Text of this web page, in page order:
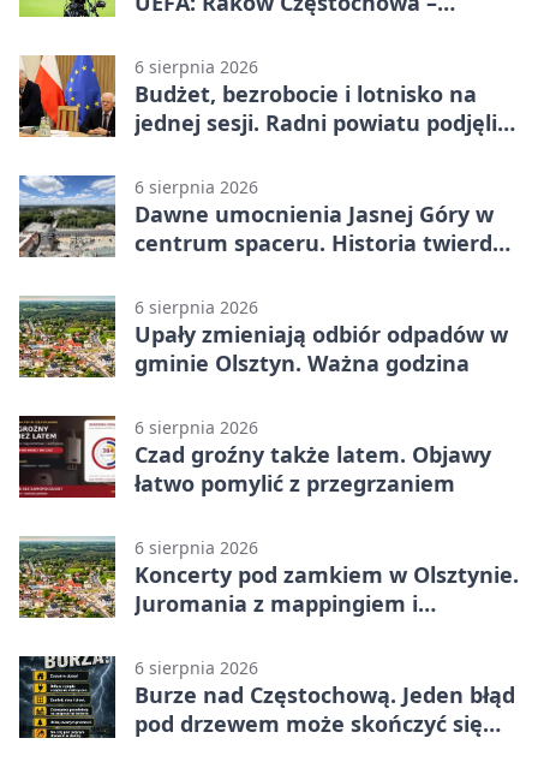
meczu III rundy eliminacji
6 sierpnia 2026
Budżet, bezrobocie i lotnisko na
jednej sesji. Radni powiatu podjęli
6 sierpnia 2026
Dawne umocnienia Jasnej Góry w
centrum spaceru. Historia twierdzy
6 sierpnia 2026
Upały zmieniają odbiór odpadów w
gminie Olsztyn. Ważna godzina
6 sierpnia 2026
Czad groźny także latem. Objawy
łatwo pomylić z przegrzaniem
6 sierpnia 2026
Koncerty pod zamkiem w Olsztynie.
Juromania z mappingiem i
6 sierpnia 2026
Burze nad Częstochową. Jeden błąd
pod drzewem może skończyć się